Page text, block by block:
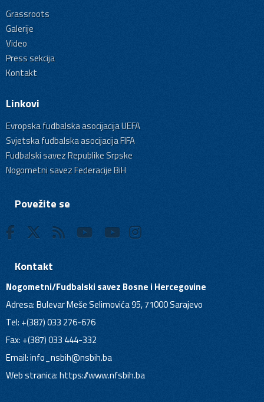
Grassroots
Galerije
Video
Press sekcija
Kontakt
Linkovi
Evropska fudbalska asocijacija UEFA
Svjetska fudbalska asocijacija FIFA
Fudbalski savez Republike Srpske
Nogometni savez Federacije BiH
Povežite se
Kontakt
Nogometni/Fudbalski savez Bosne i Hercegovine
Adresa: Bulevar Meše Selimovića 95, 71000 Sarajevo
Tel: +(387) 033 276-676
Fax: +(387) 033 444-332
Email:info_nsbih@nsbih.ba
Web stranica: https://www.nfsbih.ba